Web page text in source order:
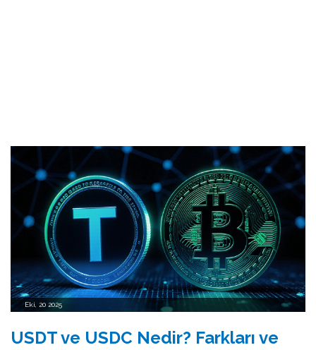
Eki, 20 2025
USDT ve USDC Nedir? Farkları ve